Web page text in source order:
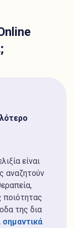
είναι
αναζητούν
ποιότητας
της δια
σημαντικά